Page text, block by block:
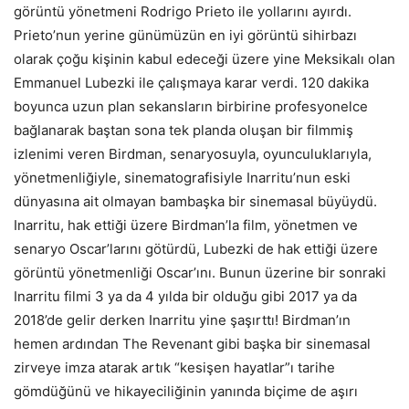
görüntü yönetmeni Rodrigo Prieto ile yollarını ayırdı.
Prieto’nun yerine günümüzün en iyi görüntü sihirbazı
olarak çoğu kişinin kabul edeceği üzere yine Meksikalı olan
Emmanuel Lubezki ile çalışmaya karar verdi. 120 dakika
boyunca uzun plan sekansların birbirine profesyonelce
bağlanarak baştan sona tek planda oluşan bir filmmiş
izlenimi veren Birdman, senaryosuyla, oyunculuklarıyla,
yönetmenliğiyle, sinematografisiyle Inarritu’nun eski
dünyasına ait olmayan bambaşka bir sinemasal büyüydü.
Inarritu, hak ettiği üzere Birdman’la film, yönetmen ve
senaryo Oscar’larını götürdü, Lubezki de hak ettiği üzere
görüntü yönetmenliği Oscar’ını. Bunun üzerine bir sonraki
Inarritu filmi 3 ya da 4 yılda bir olduğu gibi 2017 ya da
2018’de gelir derken Inarritu yine şaşırttı! Birdman’ın
hemen ardından The Revenant gibi başka bir sinemasal
zirveye imza atarak artık “kesişen hayatlar”ı tarihe
gömdüğünü ve hikayeciliğinin yanında biçime de aşırı